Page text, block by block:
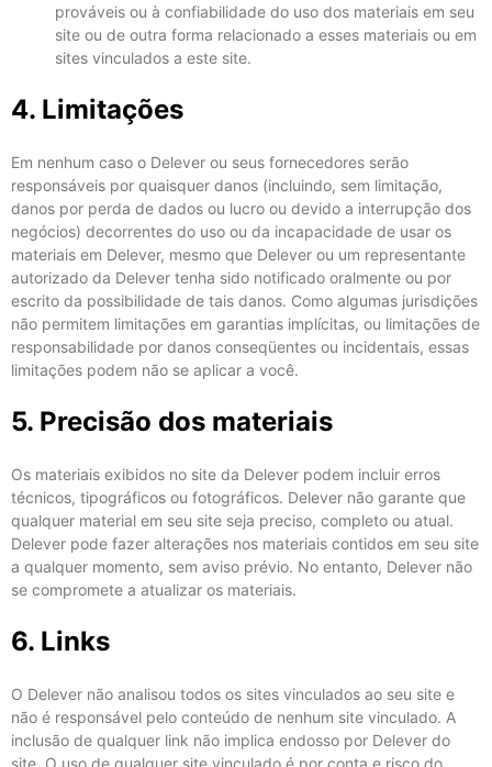
prováveis ​​ou à confiabilidade do uso dos materiais em seu
site ou de outra forma relacionado a esses materiais ou em
sites vinculados a este site.
4. Limitações
Em nenhum caso o Delever ou seus fornecedores serão
responsáveis ​​por quaisquer danos (incluindo, sem limitação,
danos por perda de dados ou lucro ou devido a interrupção dos
negócios) decorrentes do uso ou da incapacidade de usar os
materiais em Delever, mesmo que Delever ou um representante
autorizado da Delever tenha sido notificado oralmente ou por
escrito da possibilidade de tais danos. Como algumas jurisdições
não permitem limitações em garantias implícitas, ou limitações de
responsabilidade por danos conseqüentes ou incidentais, essas
limitações podem não se aplicar a você.
5. Precisão dos materiais
Os materiais exibidos no site da Delever podem incluir erros
técnicos, tipográficos ou fotográficos. Delever não garante que
qualquer material em seu site seja preciso, completo ou atual.
Delever pode fazer alterações nos materiais contidos em seu site
a qualquer momento, sem aviso prévio. No entanto, Delever não
se compromete a atualizar os materiais.
6. Links
O Delever não analisou todos os sites vinculados ao seu site e
não é responsável pelo conteúdo de nenhum site vinculado. A
inclusão de qualquer link não implica endosso por Delever do
site. O uso de qualquer site vinculado é por conta e risco do